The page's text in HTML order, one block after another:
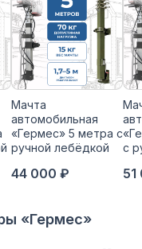
Мачта
автомобильная
«Гермес» 5 метра с
ручной лебёдкой
44 000 ₽
с
51
«Гермес»